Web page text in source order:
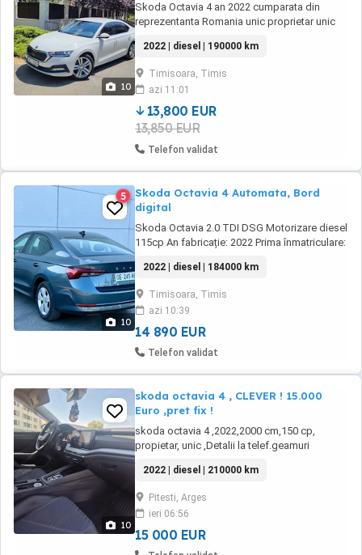
10
Skoda Octavia 4 an 2022 cumparata din
reprezentanta Romania unic proprietar unic
Reprezentanta Skoda istoric service la zi ! KM
CERTIFICATI ! istoric scos ! KIT Distributie
schimbat la Reprezentanta SKODA pentru
orice verificare va rog sunati ! Full dotari Driver
...
2022 | diesel | 190000 km
Timisoara, Timis
azi 11:01
13,800 EUR
13,850 EUR
Telefon validat
10
5
Skoda Octavia 4 Automata, Bord
digital
Skoda Octavia 2.0 TDI DSG Motorizare diesel
115cp An fabricație: 2022 Prima înmatriculare:
mediu: 4,2 l 100 km - Culoare: Gri - Tracțiune
față Dotări: - Climatronic 2 zone - Pilot
automat adaptiv + limitator viteză - Asistent
schimbare bandă - Distronic - ...
2022 | diesel | 184000 km
Timisoara, Timis
azi 10:39
14 890 EUR
Telefon validat
10
skoda octavia 4 , CLEVER ! 15.000
Euro ,pret fix !
skoda octavia 4 ,2022,2000 cm,150 cp,
propietar, unic ,Detalii la telef.geamuri
cutie..original,filtre..masina merge impecabil
si arata țipla! TOP !
2022 | diesel | 210000 km
Pitesti, Arges
ieri 06:56
15 000 EUR